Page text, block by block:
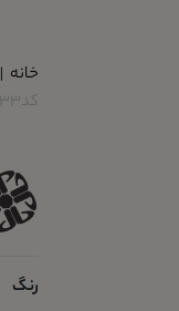
خانه |
کدM6033
رنگ